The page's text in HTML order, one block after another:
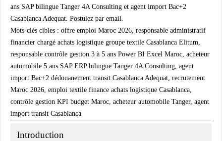
ans SAP bilingue Tanger 4A Consulting et agent import Bac+2
Casablanca Adequat. Postulez par email.
Mots-clés cibles : offre emploi Maroc 2026, responsable administratif
financier chargé achats logistique groupe textile Casablanca Elitum,
responsable contrôle gestion 3 à 5 ans Power BI Excel Maroc, acheteur
automobile 5 ans SAP ERP bilingue Tanger 4A Consulting, agent
import Bac+2 dédouanement transit Casablanca Adequat, recrutement
Maroc 2026, emploi textile finance achats logistique Casablanca,
contrôle gestion KPI budget Maroc, acheteur automobile Tanger, agent
import transit Casablanca
Introduction